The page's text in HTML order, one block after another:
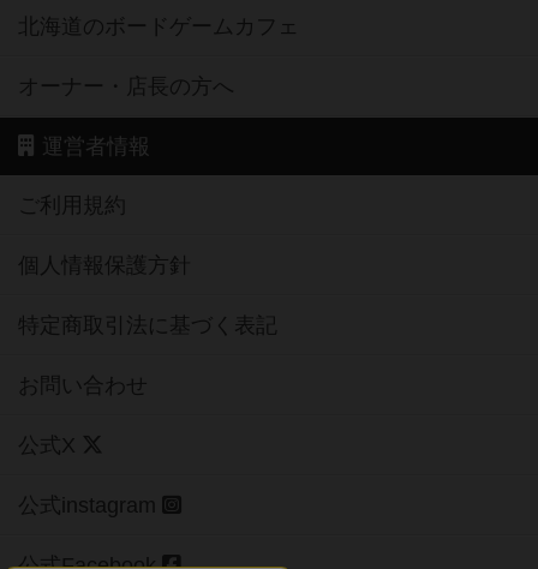
北海道のボードゲームカフェ
オーナー・店長の方へ
運営者情報
ご利用規約
個人情報保護方針
特定商取引法に基づく表記
お問い合わせ
公式X
公式instagram